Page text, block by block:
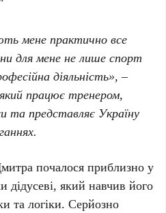
мене практично все
для мене не лише спорт
діяльність», –
працює тренером,
та представляє Україну
почалося приблизно у
дідусеві, який навчив його
та логіки. Серйозно